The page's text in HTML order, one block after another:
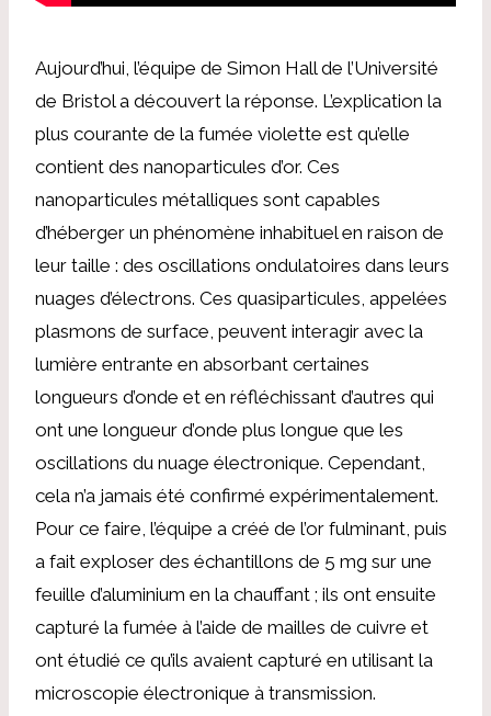
Aujourd’hui, l’équipe de Simon Hall de l’Université
de Bristol a découvert la réponse. L’explication la
plus courante de la fumée violette est qu’elle
contient des nanoparticules d’or. Ces
nanoparticules métalliques sont capables
d’héberger un phénomène inhabituel en raison de
leur taille : des oscillations ondulatoires dans leurs
nuages ​​d’électrons. Ces quasiparticules, appelées
plasmons de surface, peuvent interagir avec la
lumière entrante en absorbant certaines
longueurs d’onde et en réfléchissant d’autres qui
ont une longueur d’onde plus longue que les
oscillations du nuage électronique. Cependant,
cela n’a jamais été confirmé expérimentalement.
Pour ce faire, l’équipe a créé de l’or fulminant, puis
a fait exploser des échantillons de 5 mg sur une
feuille d’aluminium en la chauffant ; ils ont ensuite
capturé la fumée à l’aide de mailles de cuivre et
ont étudié ce qu’ils avaient capturé en utilisant la
microscopie électronique à transmission.